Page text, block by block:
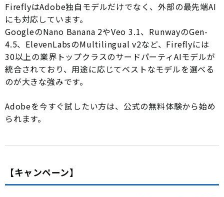
FireflyはAdobe独自モデルだけでなく、外部の最先端AI
にも対応しています。
GoogleのNano Banana 2やVeo 3.1、RunwayのGen-
4.5、ElevenLabsのMultilingual v2など、Fireflyには
30以上の業界トップクラスのサードパーティAIモデルが
統合されており、用途に応じてベストなモデルを選べる
のが大きな強みです。
Adobeを今すぐ試したい方は、公式の無料体験から始め
られます。
【キャンペーン】